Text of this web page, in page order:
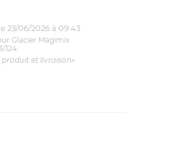
23/06/2026 à 09:43
Glacier Magimix
124
produit et livraison»